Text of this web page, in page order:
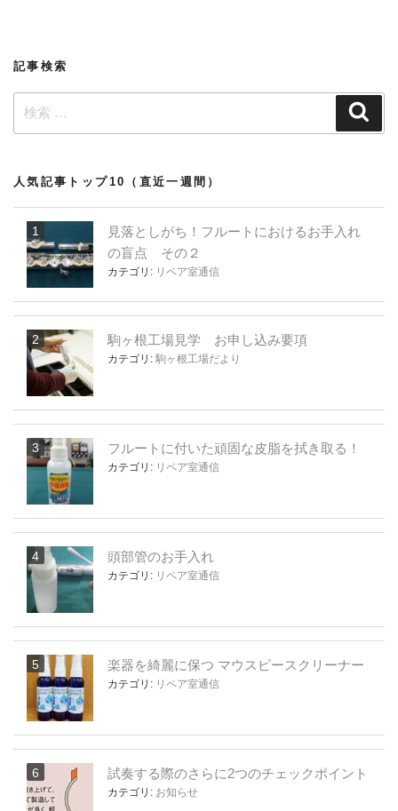
記事検索
索:
人気記事トップ10（直近一週間）
見落としがち！フルートにおけるお手入れ
の盲点 その２
カテゴリ: リペア室通信
駒ヶ根工場見学 お申し込み要項
カテゴリ: 駒ヶ根工場だより
フルートに付いた頑固な皮脂を拭き取る！
カテゴリ: リペア室通信
頭部管のお手入れ
カテゴリ: リペア室通信
楽器を綺麗に保つ マウスピースクリーナー
カテゴリ: リペア室通信
試奏する際のさらに2つのチェックポイント
カテゴリ: お知らせ